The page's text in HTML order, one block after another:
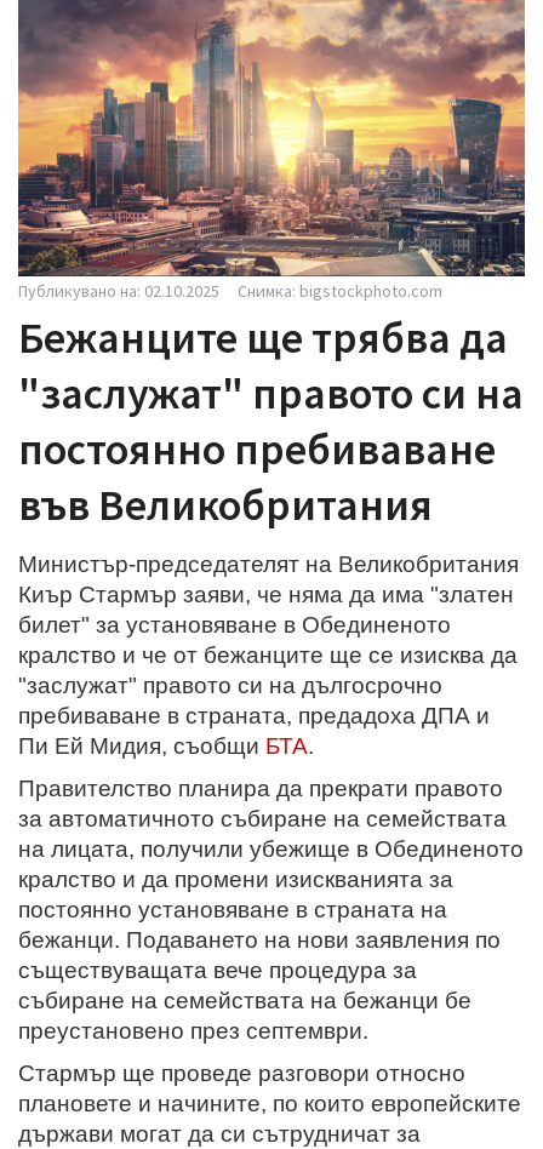
a
t
o
n
Публикувано на: 02.10.2025 Снимка: bigstockphoto.com
Бежанците ще трябва да
"заслужат" правото си на
постоянно пребиваване
във Великобритания
Министър-председателят на Великобритания
Киър Стармър заяви, че няма да има "златен
билет" за установяване в Обединеното
кралство и че от бежанците ще се изисква да
"заслужат" правото си на дългосрочно
пребиваване в страната, предадоха ДПА и
Пи Ей Мидия, съобщи БТА.
Правителство планира да прекрати правото
за автоматичното събиране на семействата
на лицата, получили убежище в Обединеното
кралство и да промени изискванията за
постоянно установяване в страната на
бежанци. Подаването на нови заявления по
съществуващата вече процедура за
събиране на семействата на бежанци бе
преустановено през септември.
Стармър ще проведе разговори относно
плановете и начините, по които европейските
държави могат да си сътрудничат за